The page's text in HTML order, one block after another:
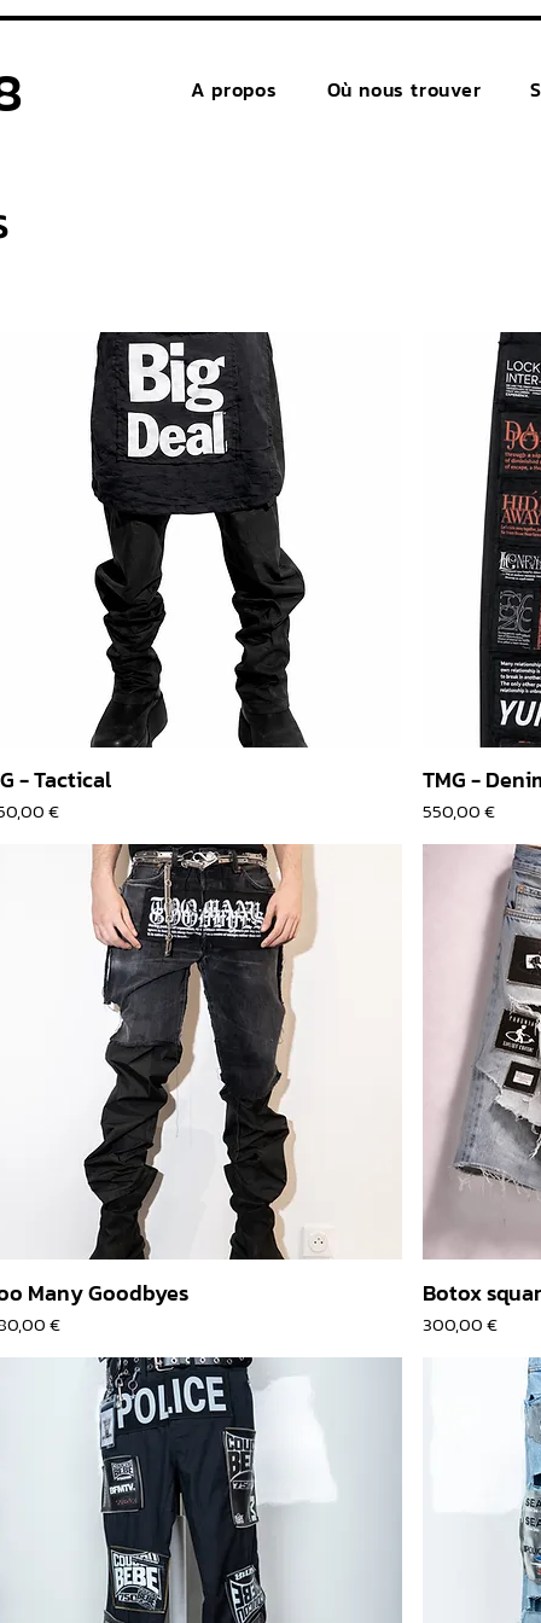
A propos Où nous trouver
- Tactical
€
TMG -
Prix
550,00 €
Many Goodbyes
€
Botox
Prix
300,00 €